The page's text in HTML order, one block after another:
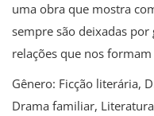
uma obra que mostra
sempre são deixadas por
relações que nos
Gênero: Ficção literária,
Drama familiar,